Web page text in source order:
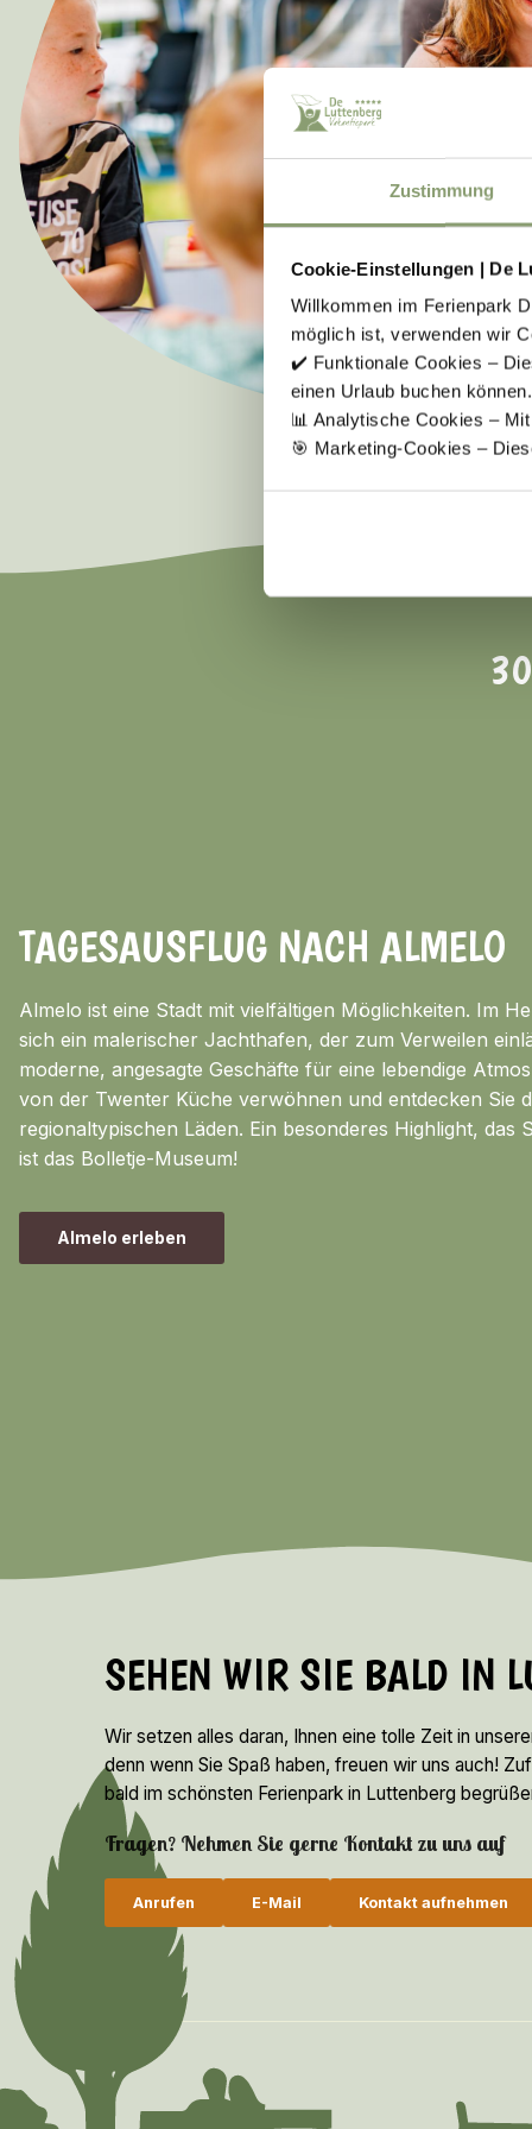
Zustimmung
Cookie-Einstellungen | De
Willkommen im Ferienpark
möglich ist, verwenden wir
✔️ Funktionale Cookies –
einen Urlaub buchen können.
📊 Analytische Cookies –
🎯 Marketing-Cookies –
TAGESAUSFLUG NACH ALMELO
Almelo ist eine Stadt mit vielfältigen Möglichkeiten. Im
sich ein malerischer Jachthafen, der zum Verweilen
moderne, angesagte Geschäfte für eine lebendige
von der Twenter Küche verwöhnen und entdecken Sie
regionaltypischen Läden. Ein besonderes Highlight, das
ist das Bolletje-Museum!
Almelo erleben
SEHEN WIR SIE BALD IN
Wir setzen alles daran, Ihnen eine tolle Zeit in
denn wenn Sie Spaß haben, freuen wir uns auch!
bald im schönsten Ferienpark in Luttenberg
Fragen? Nehmen Sie gerne Kontakt zu uns auf
Anrufen E-Mail Kontakt aufnehmen